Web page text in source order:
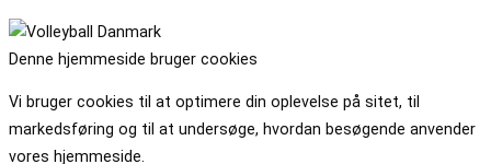
Denne hjemmeside bruger cookies
Vi bruger cookies til at optimere din oplevelse på sitet, til
markedsføring og til at undersøge, hvordan besøgende anvender
vores hjemmeside.